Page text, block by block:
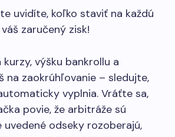
uvidíte, koľko staviť na každú
zaručený zisk!
výšku bankrollu a
na zaokrúhľovanie – sledujte,
vyplnia. Vráťte sa,
povie, že arbitráže sú
uvedené odseky rozoberajú,